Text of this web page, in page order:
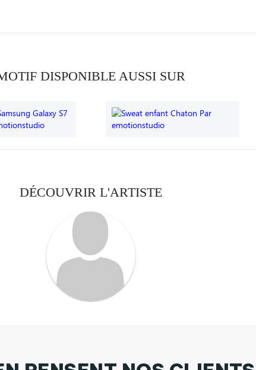
DISPONIBLE AUSSI SUR
DÉCOUVRIR L'ARTISTE